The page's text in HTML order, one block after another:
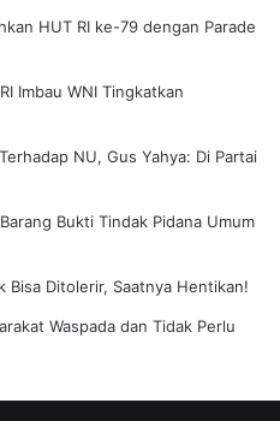
HUT RI ke-79 dengan Parade
Imbau WNI Tingkatkan
NU, Gus Yahya: Di Partai
Bukti Tindak Pidana Umum
Bisa Ditolerir, Saatnya Hentikan!
Waspada dan Tidak Perlu